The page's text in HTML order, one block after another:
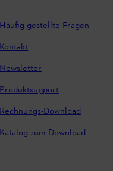
Häufig gestellte Fragen
Kontakt
Newsletter
Produktsupport
Rechnungs-Download
Katalog zum Download